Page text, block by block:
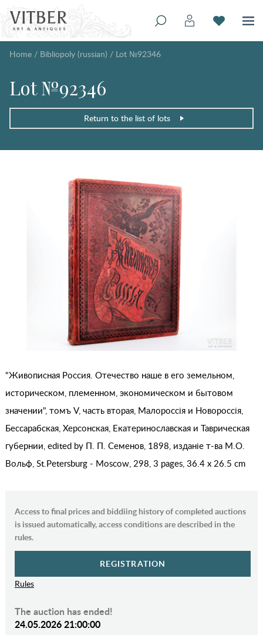
Home / Bibliopoly (russian) / Lot №92346
Lot №92346
Return to the list of lots
"Живописная Россия. Отечество наше в его земельном,
историческом, племенном, экономическом и бытовом
значении", томъ V, часть вторая, Малороссiя и Новороссiя,
Бессарабская, Херсонская, Екатеринославская и Таврическая
губернии, edited by П. П. Семенов, 1898, изданiе т-ва М.О.
Вольф, St.Petersburg - Moscow, 298, 3 pages, 36.4 x 26.5 cm
Access to final prices and biddiing history of completed auctions
is issued automatically, access conditions are described in the
rules.
REGISTRATION
Rules
The auction has ended!
24.05.2026 21:00:00